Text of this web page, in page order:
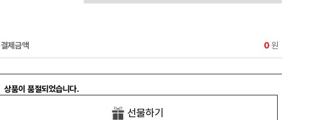
결제금액 0 원
상품이 품절되었습니다.
선물하기